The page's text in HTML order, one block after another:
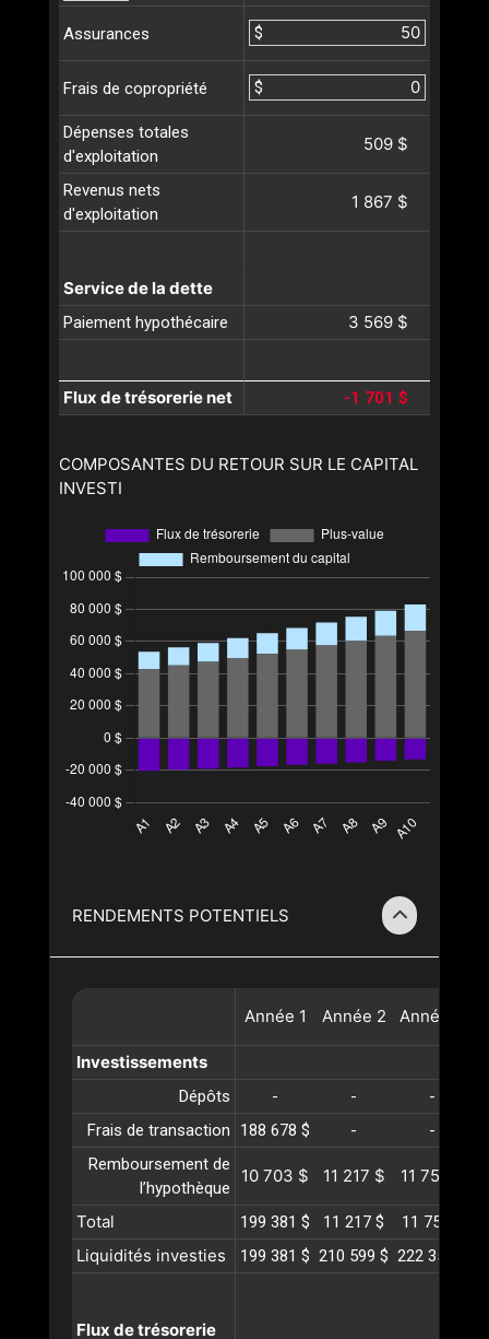
Assurances $
Frais de copropriété $
Dépenses totales
d'exploitation
509 $
Revenus nets
d'exploitation
1 867 $
Service de la dette
Paiement hypothécaire 3 569 $
Flux de trésorerie net -1 701 $
COMPOSANTES DU RETOUR SUR LE CAPITAL
INVESTI
RENDEMENTS POTENTIELS
Année 1 Année 2 Année
Investissements
Dépôts - -
-
Frais de transaction
188 678 $ -
-
Remboursement de
l’hypothèque
10 703 $ 11 217 $ 11 756 $
Total 199 381 $ 11 217 $ 11 756 $
Liquidités investies 199 381 $ 210 599 $ 222 355 $
Flux de trésorerie